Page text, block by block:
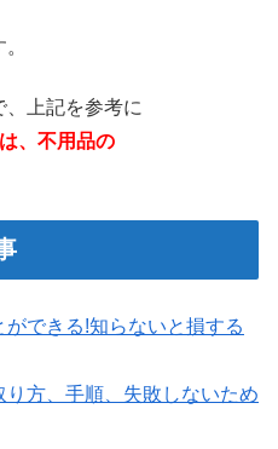
上記を参考に
、不用品の
ができる!知らないと損する
り方、手順、失敗しないため